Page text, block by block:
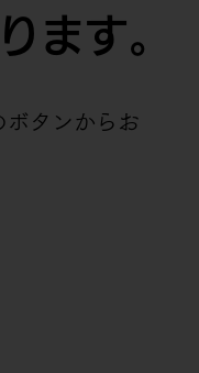
ます。
ボタンからお